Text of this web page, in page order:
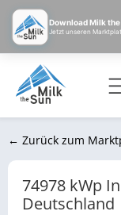
← Zurück zum
74978 kWp
Deutschland
Download Milk the
Jetzt unseren